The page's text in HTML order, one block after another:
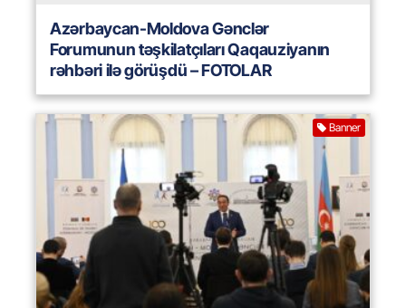
Azərbaycan-Moldova Gənclər
Forumunun təşkilatçıları Qaqauziyanın
rəhbəri ilə görüşdü – FOTOLAR
Banner